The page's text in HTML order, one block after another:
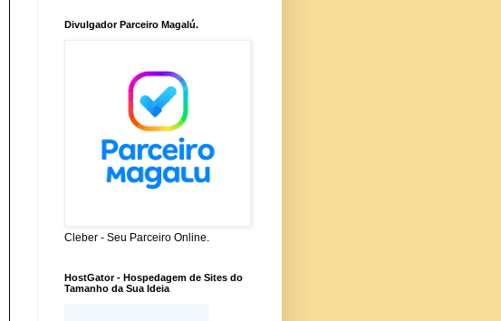
Divulgador Parceiro Magalú.
Cleber - Seu Parceiro Online.
HostGator - Hospedagem de Sites do
Tamanho da Sua Ideia